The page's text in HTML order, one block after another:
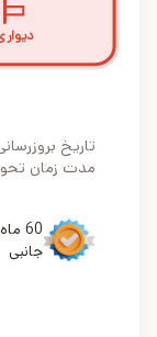
تاریخ
مدت زمان تحویل: 4 الی 7
جانبی